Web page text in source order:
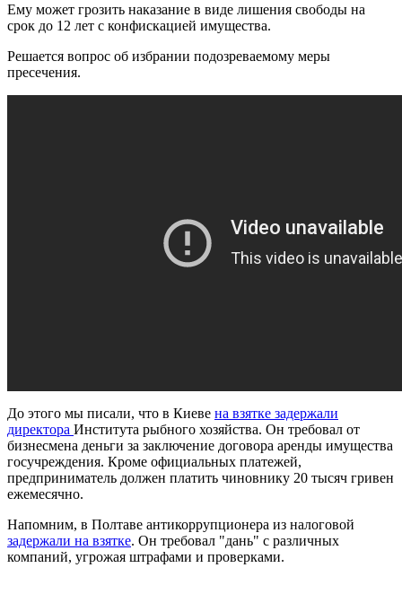
Ему может грозить наказание в виде лишения свободы на
срок до 12 лет с конфискацией имущества.
Решается вопрос об избрании подозреваемому меры
пресечения.
До этого мы писали, что в Киеве на взятке задержали
директора Института рыбного хозяйства. Он требовал от
бизнесмена деньги за заключение договора аренды имущества
госучреждения. Кроме официальных платежей,
предприниматель должен платить чиновнику 20 тысяч гривен
ежемесячно.
Напомним, в Полтаве антикоррупционера из налоговой
задержали на взятке. Он требовал "дань" с различных
компаний, угрожая штрафами и проверками.